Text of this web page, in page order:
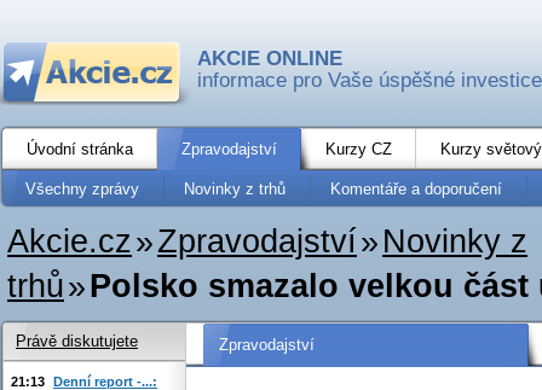
AKCIE ONLINE
informace pro Vaše úspěšné investice
Úvodní stránka Zpravodajství Kurzy CZ Kurzy
Všechny zprávy Novinky z trhů Komentáře a doporučení
Akcie.cz»Zpravodajství» Novinky z
trhů»Polsko smazalo velkou
Zpravodajství
Právě diskutujete
21:13 Denní report -...: